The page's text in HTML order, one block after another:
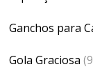
Ganchos para
Gola Graciosa